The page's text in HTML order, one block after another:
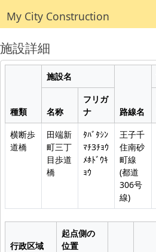
My City Construction
施設詳細
種類
施設名
路線名
名称
フリガ
ナ
横断歩
道橋
田端新
町三丁
目歩道
橋
ﾀﾊﾞﾀｼﾝ
ﾏﾁ3ﾁｮｳ
ﾒﾎﾄﾞｳｷ
ｮｳ
王子千
住南砂
町線
(都道
306号
線)
行政区域
起点側の
位置